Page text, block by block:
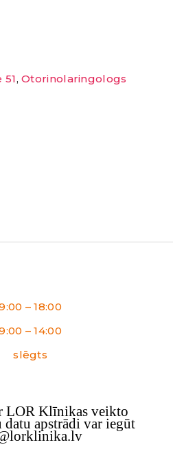
,Otorinolaringologs
– 18:00
– 14:00
slēgts
LOR Klīnikas veikto
apstrādi var iegūt